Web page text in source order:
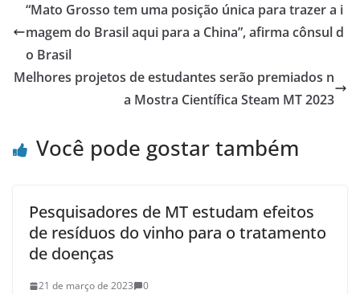
“Mato Grosso tem uma posição única para trazer a i
magem do Brasil aqui para a China”, afirma cônsul d
o Brasil
Melhores projetos de estudantes serão premiados n
a Mostra Científica Steam MT 2023
Você pode gostar também
Pesquisadores de MT estudam efeitos
de resíduos do vinho para o tratamento
de doenças
21 de março de 2023 0